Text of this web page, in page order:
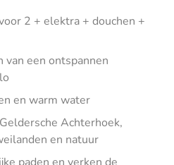
2 + elektra + douchen +
van een ontspannen
en warm water
Achterhoek,
en natuur